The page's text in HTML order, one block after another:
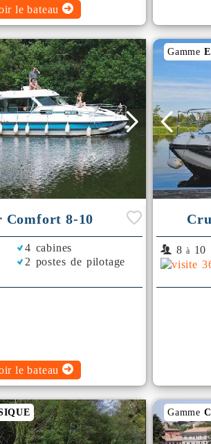
le bateau
Comfort 8-10
4 cabines
2 postes de pilotage
le bateau
Gamme
8 à 10
Gamme